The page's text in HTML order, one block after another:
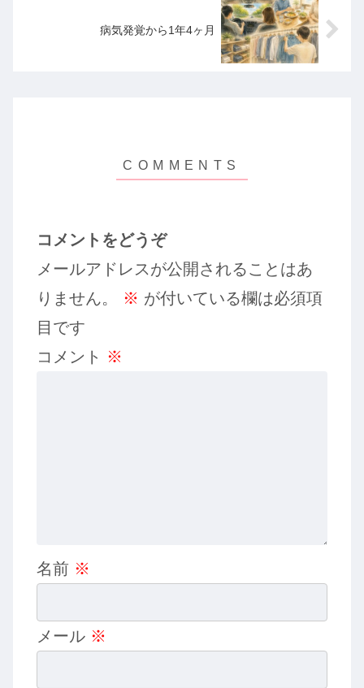
病気発覚から1年4ヶ月
コメントをどうぞ
メールアドレスが公開されることはあ
りません。
※ が付いている欄は必須項
目です
コメント ※
名前 ※
メール ※